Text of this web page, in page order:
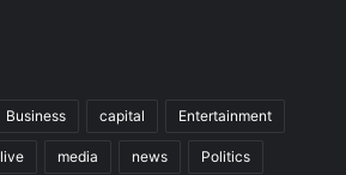
Business capital Entertainment
live media news Politics